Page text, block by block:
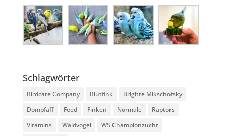
Schlagwörter
Birdcare Company Blutfink
Brigitte Mikschofsky
Dompfaff
Feed Finken Normale
Raptors
Vitamins
Waldvogel
WS Championzucht